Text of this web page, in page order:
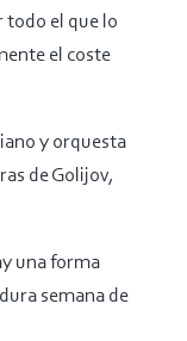
todo el que lo
el coste
y orquesta
de Golijov,
una forma
semana de